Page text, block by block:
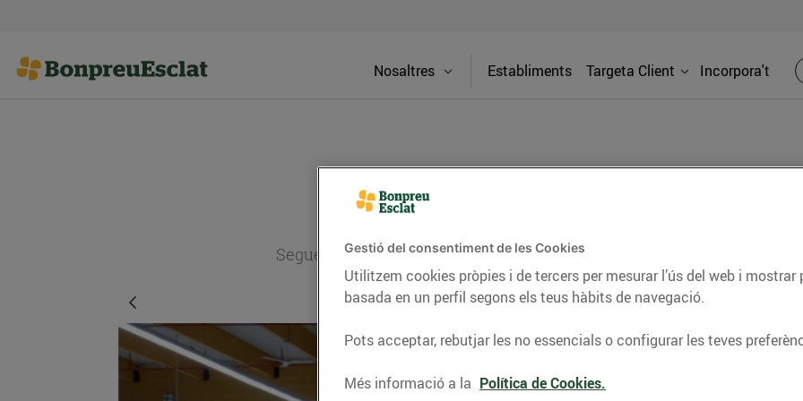
Nosaltres Establiments Targeta Client Incorpora't
PREMSA
Segueix l'actualitat dels supermercats Bonpreu i Esclat a través de la
Gestió del consentiment de les Cookies
Utilitzem cookies pròpies i de tercers per mesurar l’ús del web i
basada en un perfil segons els teus hàbits de navegació.
Pots acceptar, rebutjar les no essencials o configurar les teves
Més informació a la Política de Cookies.